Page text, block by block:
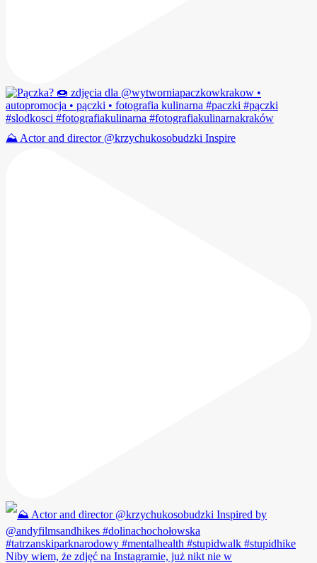
⛰️ Actor and director @krzychukosobudzki Inspire
Niby wiem, że zdjęć na Instagramie, już nikt nie w